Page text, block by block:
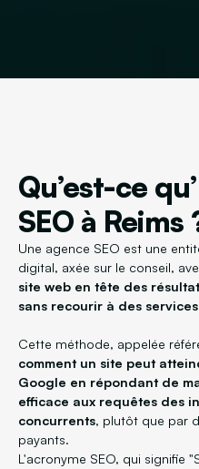
Qu’est-ce
SEO à Reims
Une agence SEO est une
digital, axée sur le conseil,
site web en tête des
sans recourir à des
Cette méthode, appelée
comment un site peut
Google en répondant de
efficace aux requêtes des
concurrents, plutôt que par
payants.
L'acronyme SEO, qui signifie